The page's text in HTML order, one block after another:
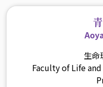
生命
Faculty of Life